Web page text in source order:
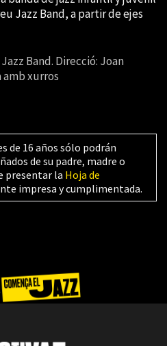
Jazz Band, a partir de ejes
Band. Direcció: Joan
amb xurros
de 16 años sólo podrán
de su padre, madre o
presentar la Hoja de
impresa y cumplimentada.